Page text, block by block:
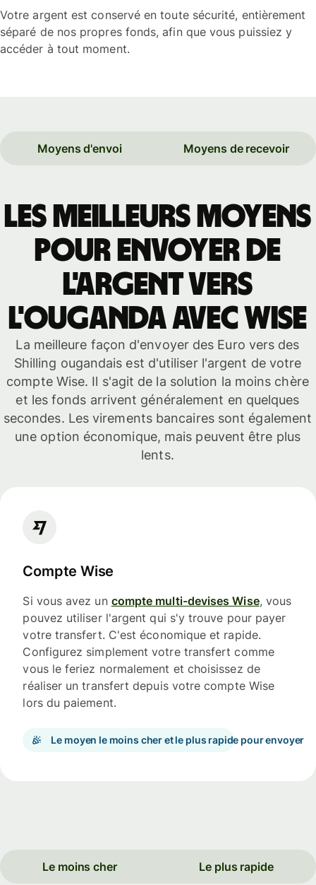
Votre argent est conservé en toute sécurité, entièrement
séparé de nos propres fonds, afin que vous puissiez y
accéder à tout moment.
Moyens d'envoi Moyens de recevoir
Les meilleurs moyens
pour envoyer de
l'argent vers
l'Ouganda avec Wise
La meilleure façon d'envoyer des Euro vers des
Shilling ougandais est d'utiliser l'argent de votre
compte Wise. Il s'agit de la solution la moins chère
et les fonds arrivent généralement en quelques
secondes. Les virements bancaires sont également
une option économique, mais peuvent être plus
lents.
Compte Wise
Si vous avez un compte multi-devises Wise, vous
pouvez utiliser l'argent qui s'y trouve pour payer
votre transfert. C'est économique et rapide.
Configurez simplement votre transfert comme
vous le feriez normalement et choisissez de
réaliser un transfert depuis votre compte Wise
lors du paiement.
Le moyen le moins cher et le plus rapide pour envoyer
Le moins cher Le plus rapide